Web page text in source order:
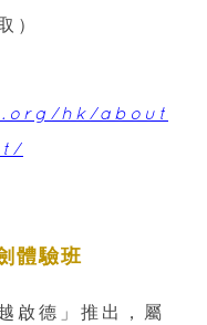
）
hk/about
體驗班
啟德」推出，屬